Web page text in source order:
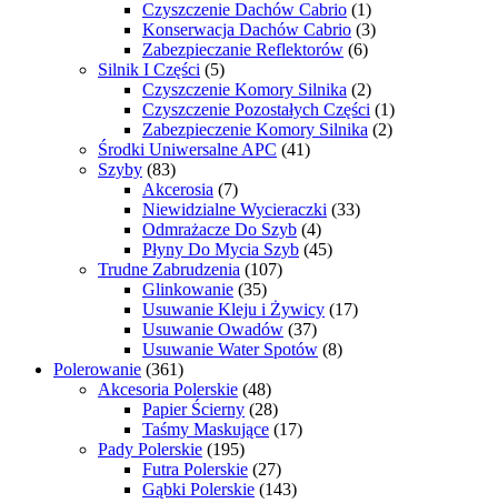
Czyszczenie Dachów Cabrio (1)
Konserwacja Dachów Cabrio (3)
Zabezpieczanie Reflektorów (6)
Silnik I Części (5)
Czyszczenie Komory Silnika (2)
Czyszczenie Pozostałych Części (1)
Zabezpieczenie Komory Silnika (2)
Środki Uniwersalne APC (41)
Szyby (83)
Akcerosia (7)
Niewidzialne Wycieraczki (33)
Odmrażacze Do Szyb (4)
Płyny Do Mycia Szyb (45)
Trudne Zabrudzenia (107)
Glinkowanie (35)
Usuwanie Kleju i Żywicy (17)
Usuwanie Owadów (37)
Usuwanie Water Spotów (8)
Polerowanie (361)
Akcesoria Polerskie (48)
Papier Ścierny (28)
Taśmy Maskujące (17)
Pady Polerskie (195)
Futra Polerskie (27)
Gąbki Polerskie (143)